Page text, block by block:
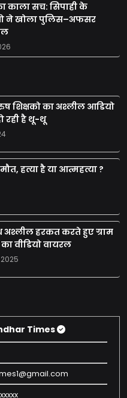
काला सच: सिपाही के
ने खोला पुलिस–अफसर
शिक्षको का अश्लील आडियो
रही है थू-थू
हत्या है या आत्महत्या ?
अश्लील हरकत करते हुए ग्राम
का वीडियो वायरल
Times